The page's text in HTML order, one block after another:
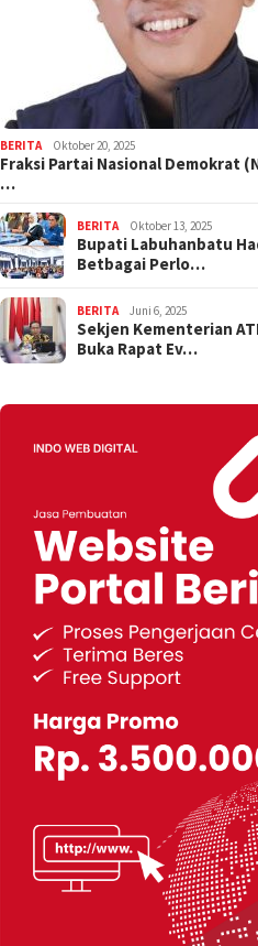
BERITA Oktober 20, 2025
Fraksi Partai Nasional Demokrat
…
BERITA Oktober 13, 2025
Bupati Labuhanbatu
Betbagai Perlo…
BERITA Juni 6, 2025
Sekjen Kementerian
Buka Rapat Ev…